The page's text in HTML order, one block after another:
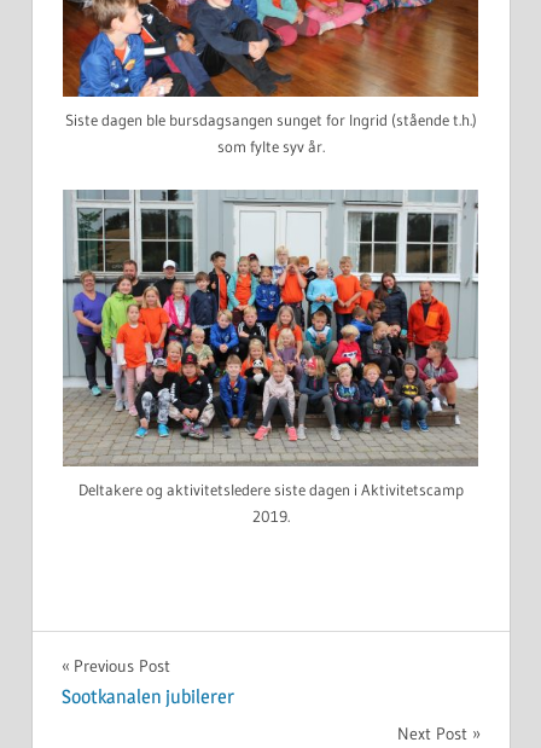
Siste dagen ble bursdagsangen sunget for Ingrid (stående t.h.)
som fylte syv år.
Deltakere og aktivitetsledere siste dagen i Aktivitetscamp
2019.
UKATEGORISERT
Innleggsnavigasjon
Previous Post
Sootkanalen jubilerer
Next Post